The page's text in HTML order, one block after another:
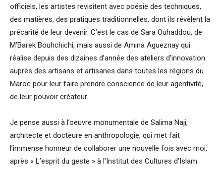
officiels, les artistes revisitent avec poésie des techniques,
des matières, des pratiques traditionnelles, dont ils révèlent la
précarité de leur devenir. C’est le cas de Sara Ouhaddou, de
M’Barek Bouhchichi, mais aussi de Amina Agueznay qui
réalise depuis des dizaines d’année des ateliers d’innovation
auprès des artisans et artisanes dans toutes les régions du
Maroc pour leur faire prendre conscience de leur agentivité,
de leur pouvoir créateur.
Je pense aussi à l’oeuvre monumentale de Salima Naji,
architecte et docteure en anthropologie, qui met fait
l’immense honneur de collaborer une nouvelle fois avec moi,
après « L’esprit du geste » à l’Institut des Cultures d’Islam.